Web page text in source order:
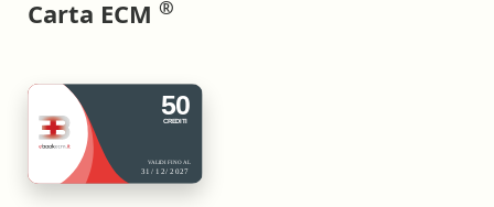
Carta ECM ®